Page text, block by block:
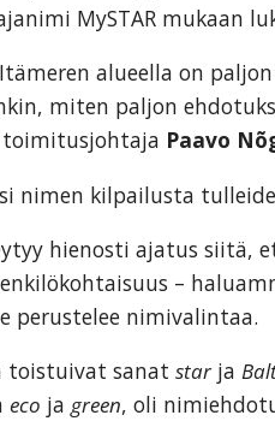
MySTAR mukaan
alueella on
miten paljon
toimitusjohtaja Paavo
nimen kilpailusta
hienosti ajatus
–
perustelee nimivalintaa.
toistuivat sanat starja
eco ja green, oli